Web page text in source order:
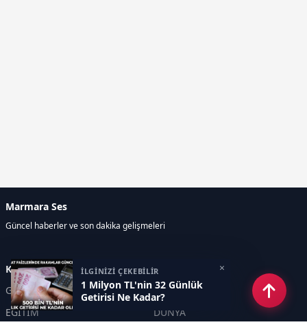
İLGİNİZİ ÇEKEBİLİR
1 Milyon TL'nin 32 Günlük
Getirisi Ne Kadar?
×
Marmara Ses
Güncel haberler ve son dakika gelişmeleri
Kategoriler
GÜNDEM
EKONOMİ
EĞİTİM
DÜNYA